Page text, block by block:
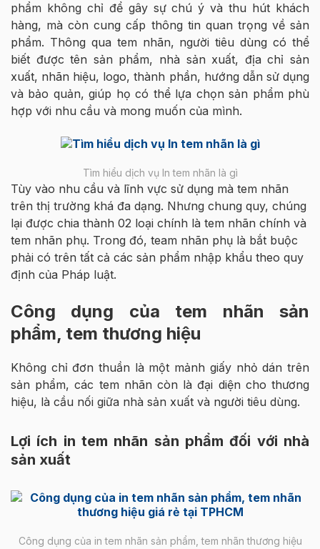
phẩm không chỉ để gây sự chú ý và thu hút khách
hàng, mà còn cung cấp thông tin quan trọng về sản
phẩm. Thông qua tem nhãn, người tiêu dùng có thể
biết được tên sản phẩm, nhà sản xuất, địa chỉ sản
xuất, nhãn hiệu, logo, thành phần, hướng dẫn sử dụng
và bảo quản, giúp họ có thể lựa chọn sản phẩm phù
hợp với nhu cầu và mong muốn của mình.
Tìm hiểu dịch vụ In tem nhãn là gì
Tùy vào nhu cầu và lĩnh vực sử dụng mà tem nhãn
trên thị trường khá đa dạng. Nhưng chung quy, chúng
lại được chia thành 02 loại chính là tem nhãn chính và
tem nhãn phụ. Trong đó, team nhãn phụ là bắt buộc
phải có trên tất cả các sản phẩm nhập khẩu theo quy
định của Pháp luật.
Công dụng của tem nhãn sản
phẩm, tem thương hiệu
Không chỉ đơn thuần là một mảnh giấy nhỏ dán trên
sản phẩm, các tem nhãn còn là đại diện cho thương
hiệu, là cầu nối giữa nhà sản xuất và người tiêu dùng.
Lợi ích in tem nhãn sản phẩm đối với nhà
sản xuất
Công dụng của in tem nhãn sản phẩm, tem nhãn thương hiệu